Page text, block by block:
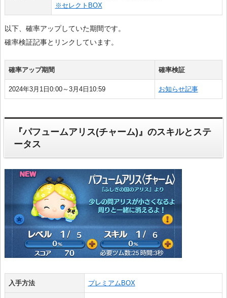
※セレクトBOX
以下、確率アップしていた期間です。
確率検証記事とリンクしています。
確率アップ期間 確率検証
2024年3月1日0:00～3月4日10:59 お知らせ記事
『パフュームアリス(チャーム)』のスキルとステ
ータス
入手方法 プレミアムBOX